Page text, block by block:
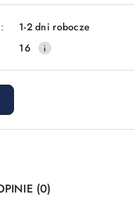
1-2 dni robocze
16
(0)